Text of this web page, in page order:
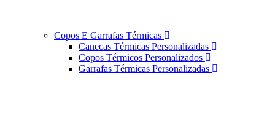
Copos E Garrafas Térmicas
Canecas Térmicas Personalizadas
Copos Térmicos Personalizados
Garrafas Térmicas Personalizadas